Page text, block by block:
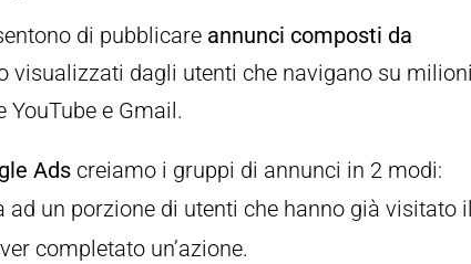
di pubblicare annunci composti da
visualizzati dagli utenti che navigano su
YouTube e Gmail.
Ads creiamo i gruppi di annunci in 2 modi:
un porzione di utenti che hanno già visitato
completato un’azione.